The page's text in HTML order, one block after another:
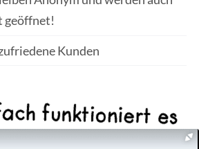
geöffnet!
Kunden